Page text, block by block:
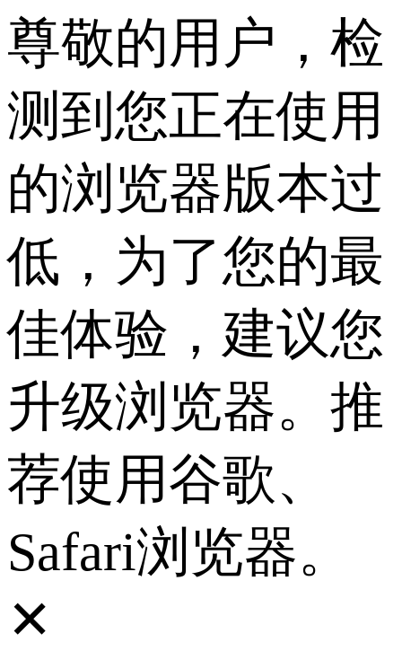
尊敬的用户，检
测到您正在使用
的浏览器版本过
低，为了您的最
佳体验，建议您
升级浏览器。推
荐使用谷歌、
Safari浏览器。
✕